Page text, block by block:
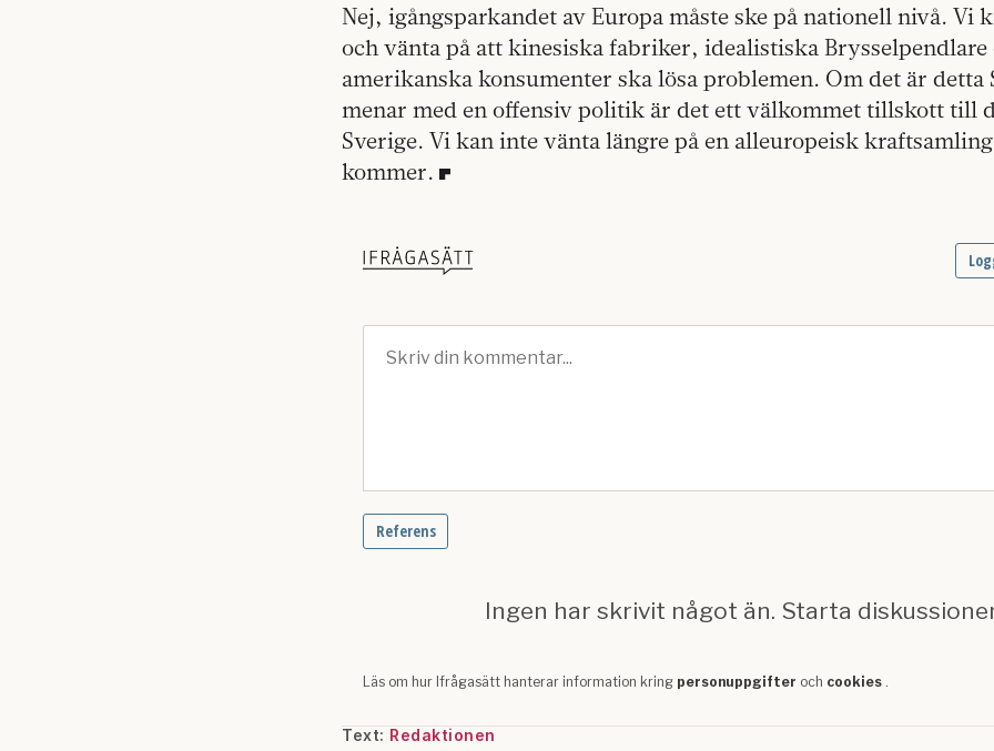
Nej, igångsparkandet av Europa måste ske på nationell nivå. Vi
och vänta på att kinesiska fabriker, idealistiska Brysselpendlare
amerikanska konsumenter ska lösa problemen. Om det är detta
menar med en offensiv politik är det ett välkommet tillskott till
Sverige. Vi kan inte vänta längre på en alleuropeisk
kommer.
Text: Redaktionen